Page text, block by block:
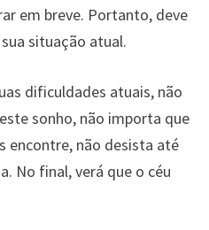
em breve. Portanto, deve
situação atual.
dificuldades atuais, não
sonho, não importa que
encontre, não desista até
No final, verá que o céu